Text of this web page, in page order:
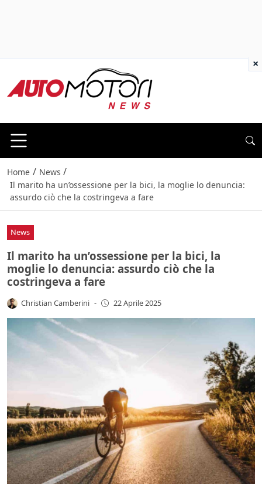
Home / News /
Il marito ha un’ossessione per la bici, la moglie lo denuncia:
assurdo ciò che la costringeva a fare
News
Il marito ha un’ossessione per la bici, la
moglie lo denuncia: assurdo ciò che la
costringeva a fare
Christian Camberini - 22 Aprile 2025
×